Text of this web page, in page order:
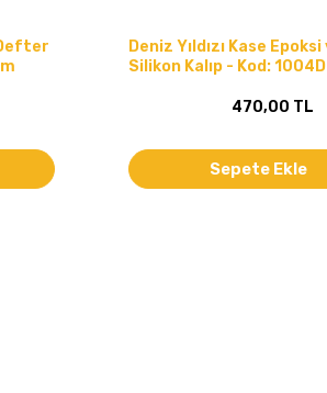
Deniz Yıldızı Kase
Silikon Kalıp - Kod: 1004D
470,00 TL
Sepete Ekle